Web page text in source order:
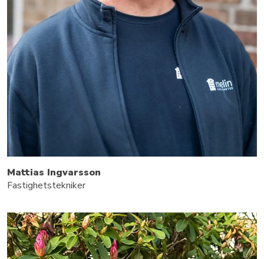
Mattias Ingvarsson
Fastighetstekniker